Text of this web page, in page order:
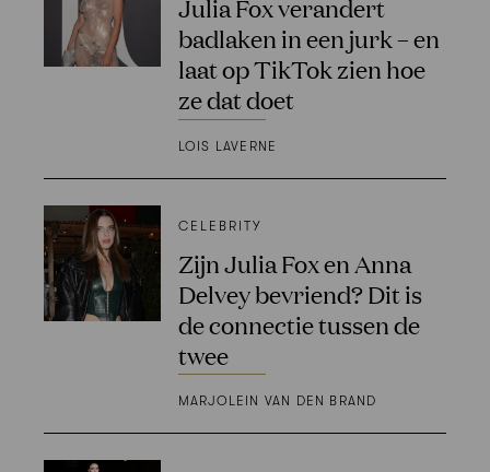
Julia Fox verandert
badlaken in een jurk – en
laat op TikTok zien hoe
ze dat doet
LOIS LAVERNE
CELEBRITY
Zijn Julia Fox en Anna
Delvey bevriend? Dit is
de connectie tussen de
twee
MARJOLEIN VAN DEN BRAND